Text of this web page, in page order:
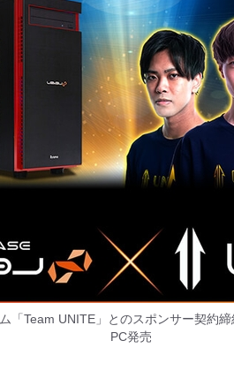
「Team UNITE」とのスポンサー契約
PC発売